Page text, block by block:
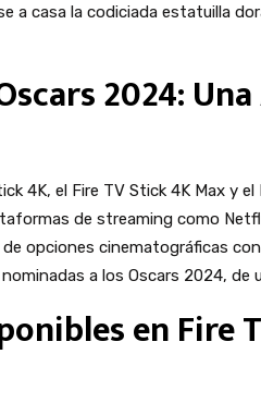
a casa la codiciada estatuilla
2024:
4K, el Fire TV Stick 4K Max y
de streaming como
opciones cinematográficas
a los Oscars 2024, de
en Fire